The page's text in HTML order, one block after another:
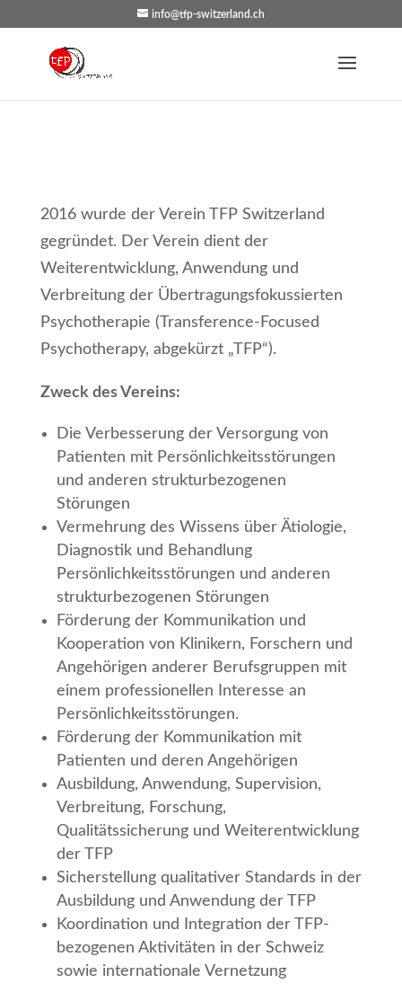
info@tfp-switzerland.ch
2016 wurde der Verein TFP Switzerland
gegründet. Der Verein dient der
Weiterentwicklung, Anwendung und
Verbreitung der Übertragungsfokussierten
Psychotherapie (Transference-Focused
Psychotherapy, abgekürzt „TFP“).
Zweck des Vereins:
Die Verbesserung der Versorgung von
Patienten mit Persönlichkeitsstörungen
und anderen strukturbezogenen
Störungen
Vermehrung des Wissens über Ätiologie,
Diagnostik und Behandlung
Persönlichkeitsstörungen und anderen
strukturbezogenen Störungen
Förderung der Kommunikation und
Kooperation von Klinikern, Forschern und
Angehörigen anderer Berufsgruppen mit
einem professionellen Interesse an
Persönlichkeitsstörungen.
Förderung der Kommunikation mit
Patienten und deren Angehörigen
Ausbildung, Anwendung, Supervision,
Verbreitung, Forschung,
Qualitätssicherung und Weiterentwicklung
der TFP
Sicherstellung qualitativer Standards in der
Ausbildung und Anwendung der TFP
Koordination und Integration der TFP-
bezogenen Aktivitäten in der Schweiz
sowie internationale Vernetzung